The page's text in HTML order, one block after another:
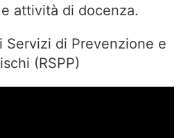
attività di docenza.
Servizi di Prevenzione e
(RSPP)